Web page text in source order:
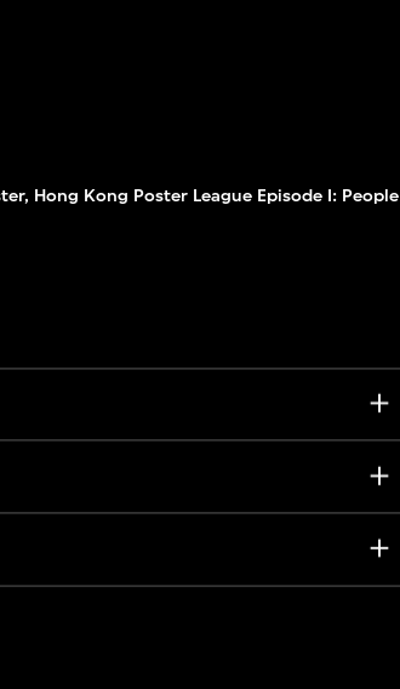
Hong Kong Poster League Episode I: People